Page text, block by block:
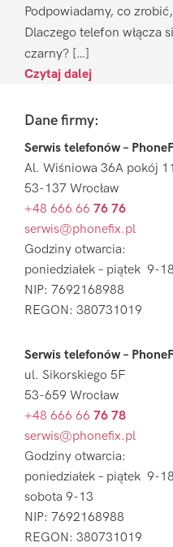
Podpowiadamy, co
Dlaczego telefon włącza
czarny? […]
Czytaj dalej
FooterDane firmy:
Serwis telefonów –
Al. Wiśniowa 36A pokój
53-137 Wrocław
+48 666 66 76 76
serwis@phonefix.pl
Godziny otwarcia:
poniedziałek – piątek 9-18
NIP: 7692168988
REGON: 380731019
Serwis telefonów –
ul. Sikorskiego 5F
53-659 Wrocław
+48 666 66 76 78
serwis@phonefix.pl
Godziny otwarcia:
poniedziałek – piątek 9-18
sobota 9-13
NIP: 7692168988
REGON: 380731019